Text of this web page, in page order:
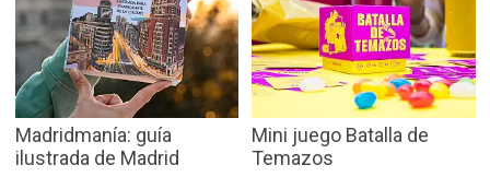
Madridmanía: guía
ilustrada de Madrid
Mini juego Batalla de
Temazos